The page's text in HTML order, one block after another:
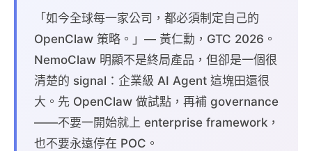
「如今全球每一家公司，都必須制定自己的
OpenClaw 策略。」— 黃仁勳，GTC 2026。
NemoClaw 明顯不是終局產品，但卻是一個很
清楚的 signal：企業級 AI Agent 這塊田還很
大。先 OpenClaw 做試點，再補 governance
——不要一開始就上 enterprise framework，
也不要永遠停在 POC。